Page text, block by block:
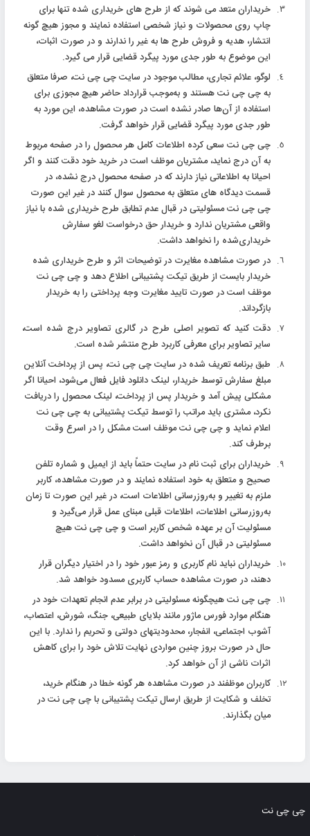
خریداران متعد می شوند که از طرح های خریداری شده تنها برای
چاپ روی محصولات و نیاز شخصی استفاده نمایند و مجوز هیچ گونه
انتشار، هدیه و فروش طرح ها به غیر را ندارند و در صورت اثبات،
این موضوع به طور جدی مورد پیگرد قضایی قرار می گیرد.
لوگو، علائم تجاری، مطالب موجود در سایت چی چی نت، صرفا متعلق
به چی چی نت هستند و به‌موجب قرارداد حاضر هیچ مجوزی برای
استفاده از آن‌ها صادر نشده است در صورت مشاهده، این مورد به
طور جدی مورد پیگرد قضایی قرار خواهد گرفت.
چی چی نت سعی کرده اطلاعات کامل هر محصول را در صفحه مربوط
به آن درج نماید، مشتریان موظف است در خرید خود دقت کنند و اگر
احیانا به اطلاعاتی نیاز دارند که در صفحه محصول درج نشده، در
قسمت دیدگاه های متعلق به محصول سوال کنند در غیر این صورت
چی چی نت مسئولیتی در قبال عدم تطابق طرح خریداری شده با نیاز
واقعی مشتریان ندارد و خریدار حق درخواست لغو سفارش
خریداری‌شده را نخواهد داشت.
در صورت مشاهده مغایرت در توضیحات اثر و طرح خریداری شده
خریدار بایست از طریق تیکت پشتیبانی اطلاع دهد و چی چی نت
موظف است در صورت تایید مغایرت وجه پرداختی را به خریدار
بازگرداند.
دقت کنید که تصویر اصلی طرح در گالری تصاویر درج شده است،
سایر تصاویر برای معرفی کاربرد طرح منتشر شده است.
طبق برنامه تعریف شده در سایت چی چی نت، پس از پرداخت آنلاین
مبلغ سفارش توسط خریدار، لینک دانلود فایل فعال می‌شود، احیانا اگر
مشکلی پیش آمد و خریدار پس از پرداخت، لینک محصول را دریافت
نکرد، مشتری باید مراتب را توسط تیکت پشتیبانی به چی چی نت
اعلام نماید و چی چی نت موظف است مشکل را در اسرع وقت
برطرف کند.
خریداران برای ثبت نام در سایت حتماً باید از ایمیل و شماره تلفن
صحیح و متعلق به خود استفاده نمایند و در صورت مشاهده، کاربر
ملزم به تغییر و به‌روزرسانی اطلاعات است، در غیر این صورت تا زمان
به‌روزرسانی اطلاعات، اطلاعات قبلی مبنای عمل قرار می‌گیرد و
مسئولیت آن بر عهده شخص کاربر است و چی چی نت هیچ
مسئولیتی در قبال آن نخواهد داشت.
خریداران نباید نام کاربری و رمز عبور خود را در اختیار دیگران قرار
دهند، در صورت مشاهده حساب کاربری مسدود خواهد شد.
چی چی نت هیچگونه مسئولیتی در برابر عدم انجام تعهدات خود در
هنگام موارد فورس ماژور مانند بلایای طبیعی، جنگ، شورش، اعتصاب،
آشوب اجتماعی، انفجار، محدودیتهای دولتی و تحریم را ندارد. با این
حال در صورت بروز چنین مواردی نهایت تلاش خود را برای کاهش
اثرات ناشی از آن خواهد کرد.
کاربران موظفند در صورت مشاهده هر گونه خطا در هنگام خرید،
تخلف و شکایت از طریق ارسال تیکت پشتیبانی با چی چی نت در
میان بگذارند.
چی چی نت